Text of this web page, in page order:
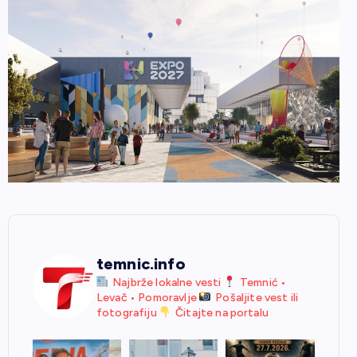
temnic.info
Najbrže lokalne vesti
Temnić •
Levač • Pomoravlje
Pošaljite vest ili
fotografiju
Čitajte na portalu